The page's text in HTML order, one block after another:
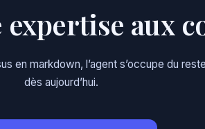
aux
en markdown, l’agent s’occupe du
dès aujourd’hui.